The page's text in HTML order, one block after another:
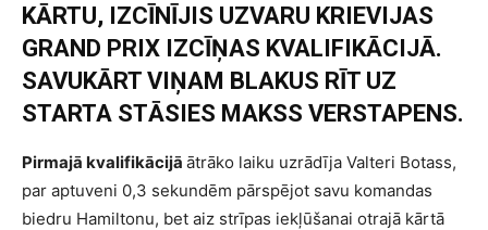
KĀRTU, IZCĪNĪJIS UZVARU KRIEVIJAS
GRAND PRIX IZCĪŅAS KVALIFIKĀCIJĀ.
SAVUKĀRT VIŅAM BLAKUS RĪT UZ
STARTA STĀSIES MAKSS VERSTAPENS.
Pirmajā kvalifikācijā ātrāko laiku uzrādīja Valteri Botass,
par aptuveni 0,3 sekundēm pārspējot savu komandas
biedru Hamiltonu, bet aiz strīpas iekļūšanai otrajā kārtā